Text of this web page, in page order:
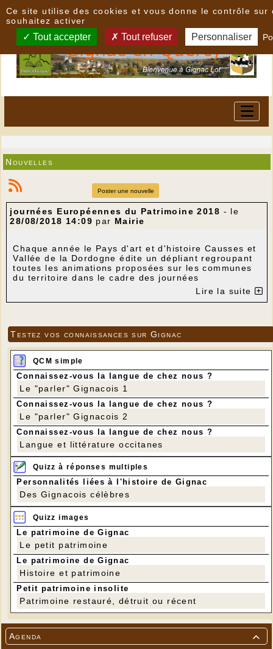

Agenda
Nouvelles
Poster une nouvelle
journées Européennes du Patrimoine 2018 - le
28/08/2018 14:09 par Mairie
Chaque année le Pays d'art et d'histoire Causses et
Vallée de la Dordogne édite un dépliant regroupant
toutes les animations proposées sur les communes
du territoire dans le cadre des journées
européennes du patrimoine les 15 et 16 septembre.
Vous retrouverez le programme à l'adresse
Lire la suite
Testez vos connaissances sur Gignac
QCM simple
Connaissez-vous la langue de chez nous ?
Le "parler" Gignacois 1
Connaissez-vous la langue de chez nous ?
Le "parler" Gignacois 2
Connaissez-vous la langue de chez nous ?
Langue et littérature occitanes
Quizz à réponses multiples
Personnalités liées à l'histoire de Gignac
Des Gignacois célèbres
Quizz images
Le patrimoine de Gignac
Le petit patrimoine
Le patrimoine de Gignac
Histoire et patrimoine
Petit patrimoine insolite
Patrimoine restauré, détruit ou récent
Ce site utilise des cookies et vous donne le contrôle sur
souhaitez activer
Tout accepter Tout refuser Personnaliser